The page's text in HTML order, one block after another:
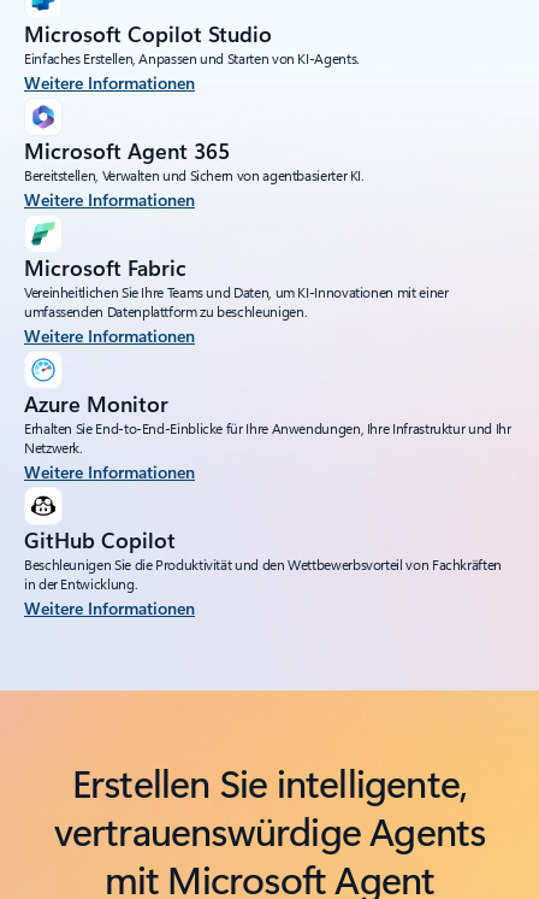
Microsoft Copilot Studio
Einfaches Erstellen, Anpassen und Starten von KI-Agents.
Weitere Informationen
Microsoft Agent 365
Bereitstellen, Verwalten und Sichern von agentbasierter KI.
Weitere Informationen
Microsoft Fabric
Vereinheitlichen Sie Ihre Teams und Daten, um KI-Innovationen mit einer
umfassenden Datenplattform zu beschleunigen.
Weitere Informationen
Azure Monitor
Erhalten Sie End-to-End-Einblicke für Ihre Anwendungen, Ihre Infrastruktur und Ihr
Netzwerk.
Weitere Informationen
GitHub Copilot
Beschleunigen Sie die Produktivität und den Wettbewerbsvorteil von Fachkräften
in der Entwicklung.
Weitere Informationen
Erstellen Sie intelligente,
vertrauenswürdige Agents
mit Microsoft Agent